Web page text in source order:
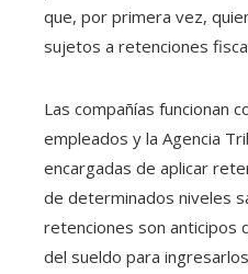
que, por primera vez,
sujetos a retenciones
Las compañías funcionan
empleados y la Agencia
encargadas de aplicar
de determinados niveles
retenciones son anticipos
del sueldo para